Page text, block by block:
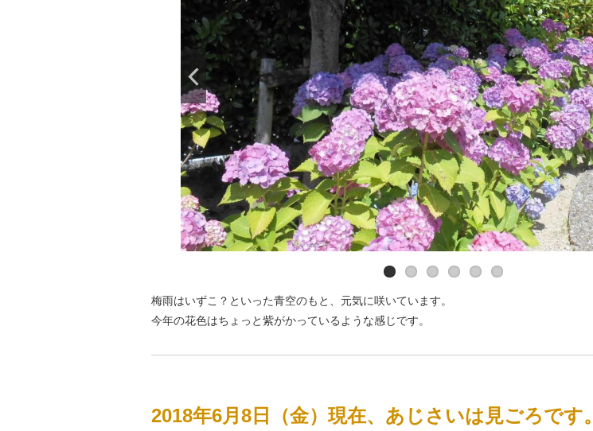
梅雨はいずこ？といった青空のもと、元気に咲いています。
今年の花色はちょっと紫がかっているような感じです。
2018年6月8日（金）現在、あじさいは見ごろです。